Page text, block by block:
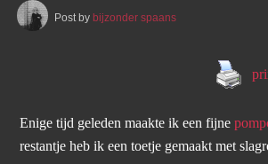
Post by bijzonder spaans
Enige tijd geleden maakte ik een fijne
restantje heb ik een toetje gemaakt met